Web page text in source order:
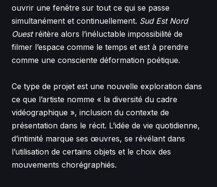
ouvrir une fenêtre sur tout ce qui se passe
simultanément et continuellement. Sud Est Nord
Ouestréitère alors l’inéluctable impossibilité de
filmer l’espace comme le temps et est à prendre
comme une consciente déformation poétique.
Ce type de projet est une nouvelle exploration dans
ce que l’artiste nomme « la diversité du cadre
vidéographique », inclusion du contexte de
présentation dans le récit. L’idée de vie quotidienne,
d’intimité marque ses œuvres, se révélant dans
l’utilisation de certains objets et le choix des
mouvements chorégraphiés.